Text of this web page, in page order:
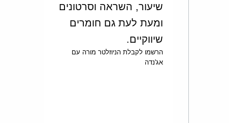
שיעור, השראה וסרטונים
ומעת לעת גם חומרים
שיווקיים.
הרשמו לקבלת הניוזלטר מורה עם
אג'נדה